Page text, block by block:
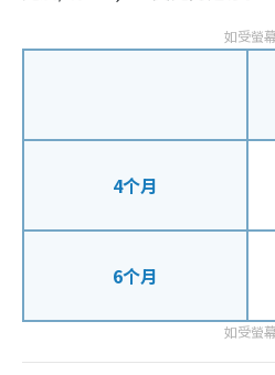
4个月
6个月